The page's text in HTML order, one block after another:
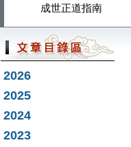
成世正道指南
2026
2025
2024
2023